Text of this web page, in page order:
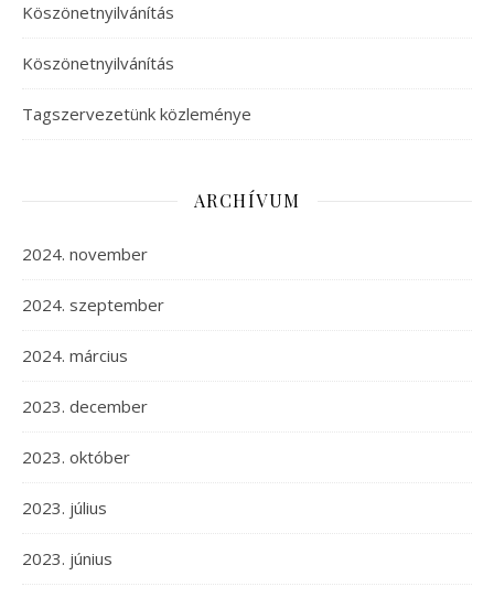
Köszönetnyilvánítás
Köszönetnyilvánítás
Tagszervezetünk közleménye
ARCHÍVUM
2024. november
2024. szeptember
2024. március
2023. december
2023. október
2023. július
2023. június